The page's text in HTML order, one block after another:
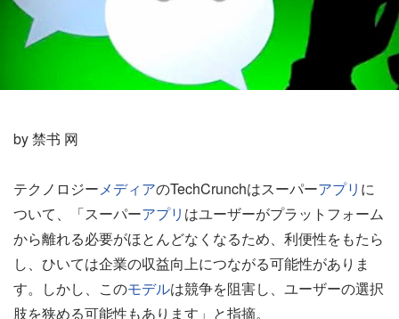
by 禁书 网
テクノロジーメディアのTechCrunchはスーパーアプリ に
ついて、「スーパーアプリ はユーザーがプラットフォーム
から離れる必要がほとんどなくなるため、利便性をもたら
し、ひいては企業の収益向上につながる可能性がありま
す。しかし、このモデルは競争を阻害し、ユーザーの選択
肢を狭める可能性もあります」と指摘。